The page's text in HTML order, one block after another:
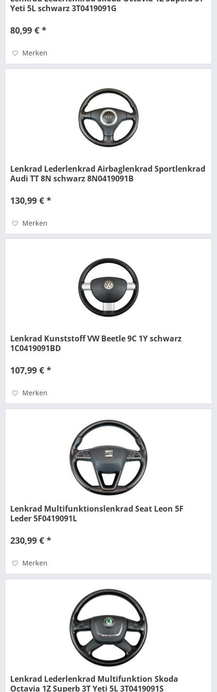
Yeti 5L schwarz 3T0419091G
80,99 € *
Merken
Lenkrad Lederlenkrad Airbaglenkrad Sportlenkrad
Audi TT 8N schwarz 8N0419091B
130,99 € *
Merken
Lenkrad Kunststoff VW Beetle 9C 1Y schwarz
1C0419091BD
107,99 € *
Merken
Lenkrad Multifunktionslenkrad Seat Leon 5F
Leder 5F0419091L
230,99 € *
Merken
Lenkrad Lederlenkrad Multifunktion Skoda
Octavia 1Z Superb 3T Yeti 5L 3T0419091S